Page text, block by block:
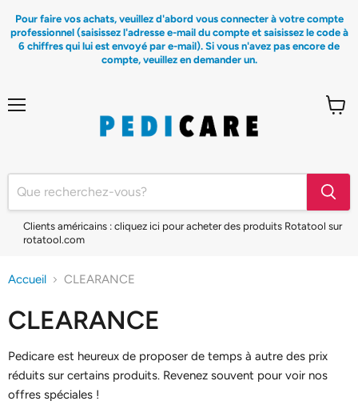
Pour faire vos achats, veuillez d'abord vous connecter à votre compte
professionnel (saisissez l'adresse e-mail du compte et saisissez le code à
6 chiffres qui lui est envoyé par e-mail). Si vous n'avez pas encore de
compte, veuillez en demander un.
Clients américains : cliquez ici pour acheter des produits Rotatool sur
rotatool.com
Accueil CLEARANCE
CLEARANCE
Pedicare est heureux de proposer de temps à autre des prix
réduits sur certains produits. Revenez souvent pour voir nos
offres spéciales !